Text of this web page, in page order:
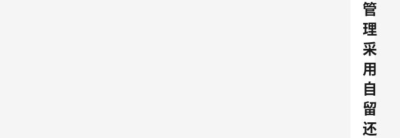
管
理
采
用
自
留
还